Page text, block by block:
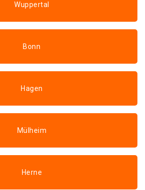
Wuppertal
Bonn
Hagen
Mülheim
Herne